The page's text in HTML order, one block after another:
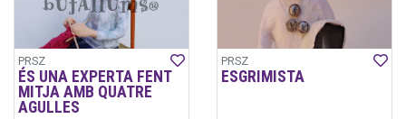
PRSZ
ÉS UNA EXPERTA FENT
MITJA AMB QUATRE
AGULLES
PRSZ
ESGRIMISTA